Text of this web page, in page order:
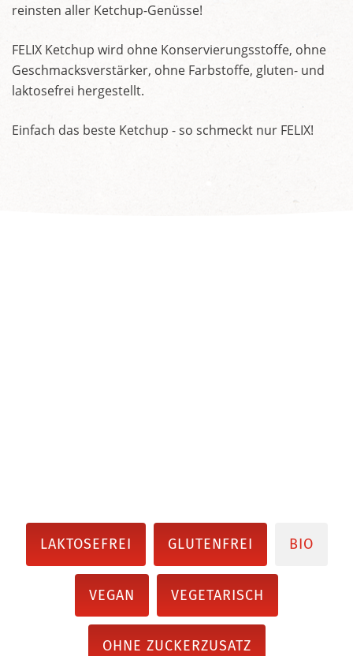
reinsten aller Ketchup-Genüsse!
FELIX Ketchup wird ohne Konservierungsstoffe, ohne
Geschmacksverstärker, ohne Farbstoffe, gluten- und
laktosefrei hergestellt.
Einfach das beste Ketchup - so schmeckt nur FELIX!
LAKTOSEFREI GLUTENFREI BIO
VEGAN VEGETARISCH
OHNE ZUCKERZUSATZ